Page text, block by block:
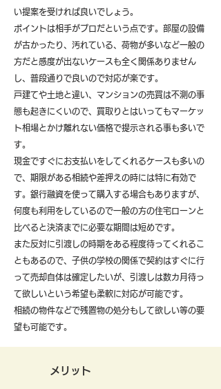
い提案を受ければ良いでしょう。
ポイントは相手がプロだという点です。部屋の設備
が古かったり、汚れている、荷物が多いなど一般の
方だと感度が出ないケースも全く関係ありません
し、普段通りで良いので対応が楽です。
戸建てや土地と違い、マンションの売買は不測の事
態も起きにくいので、買取りとはいってもマーケッ
ト相場とかけ離れない価格で提示される事も多いで
す。
現金ですぐにお支払いをしてくれるケースも多いの
で、期限がある相続や差押えの時には特に有効で
す。銀行融資を使って購入する場合もありますが、
何度も利用をしているので一般の方の住宅ローンと
比べると決済までに必要な期間は短めです。
また反対に引渡しの時期をある程度待ってくれるこ
ともあるので、子供の学校の関係で契約はすぐに行
って売却自体は確定したいが、引渡しは数カ月待っ
て欲しいという希望も柔軟に対応が可能です。
​相続の物件などで残置物の処分もして欲しい等の要
望も可能です。
メリット